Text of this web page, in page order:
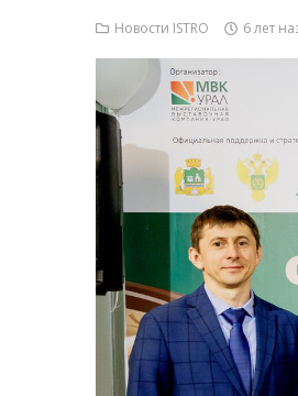
Контакты
Город: Колумбус
Новости ISTRO 6 лет